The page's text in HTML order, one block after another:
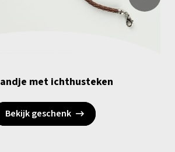
met ichthusteken
Bekijk geschenk